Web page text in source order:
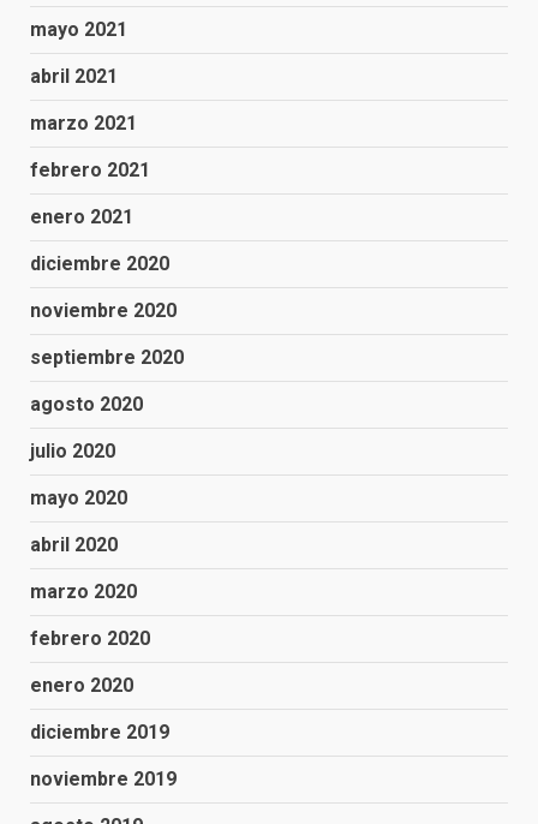
mayo 2021
abril 2021
marzo 2021
febrero 2021
enero 2021
diciembre 2020
noviembre 2020
septiembre 2020
agosto 2020
julio 2020
mayo 2020
abril 2020
marzo 2020
febrero 2020
enero 2020
diciembre 2019
noviembre 2019